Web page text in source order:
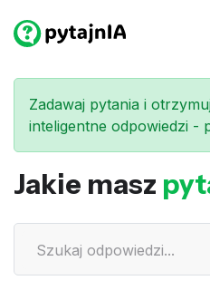
Zadawaj pytania i
inteligentne odpowiedzi -
Jakie masz